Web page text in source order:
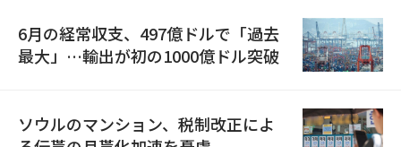
6月の経常収支、497億ドルで「過去
最大」…輸出が初の1000億ドル突破
ソウルのマンション、税制改正によ